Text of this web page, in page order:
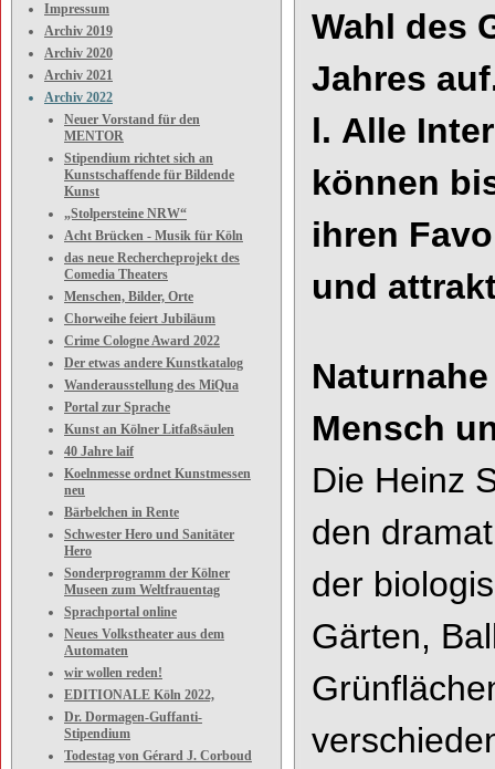
Impressum
Archiv 2019
Archiv 2020
Archiv 2021
Archiv 2022
Neuer Vorstand für den
MENTOR
Stipendium richtet sich an
Kunstschaffende für Bildende
Kunst
„Stolpersteine NRW“
Acht Brücken - Musik für Köln
das neue Rechercheprojekt des
Comedia Theaters
Menschen, Bilder, Orte
Chorweihe feiert Jubiläum
Crime Cologne Award 2022
Der etwas andere Kunstkatalog
Wanderausstellung des MiQua
Portal zur Sprache
Kunst an Kölner Litfaßsäulen
40 Jahre laif
Koelnmesse ordnet Kunstmessen
neu
Bärbelchen in Rente
Schwester Hero und Sanitäter
Hero
Sonderprogramm der Kölner
Museen zum Weltfrauentag
Sprachportal online
Neues Volkstheater aus dem
Automaten
wir wollen reden!
EDITIONALE Köln 2022,
Dr. Dormagen-Guffanti-
Stipendium
Todestag von Gérard J. Corboud
Wahl des
Jahres
l. Alle
können
ihren
und
Mensch
Die Heinz
den
der
Gärten,